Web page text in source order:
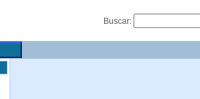
Buscar: